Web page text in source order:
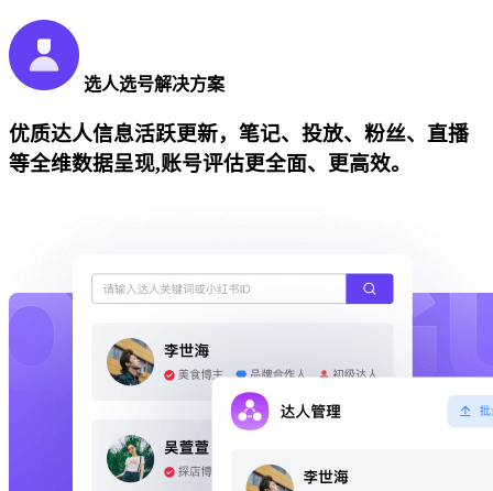
选人选号解决方案
优质达人信息活跃更新，笔记、投放、粉丝、直播
等全维数据呈现,账号评估更全面、更高效。